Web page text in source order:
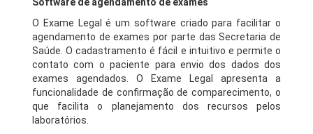
O Exame Legal é um software criado para facilitar o
agendamento de exames por parte das Secretaria de
Saúde. O cadastramento é fácil e intuitivo e permite o
contato com o paciente para envio dos dados dos
exames agendados. O Exame Legal apresenta a
funcionalidade de confirmação de comparecimento, o
que facilita o planejamento dos recursos pelos
laboratórios.